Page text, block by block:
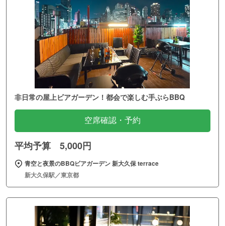
非日常の屋上ビアガーデン！都会で楽しむ手ぶらBBQ
空席確認・予約
平均予算 5,000円
青空と夜景のBBQビアガーデン 新大久保 terrace
新大久保駅／東京都